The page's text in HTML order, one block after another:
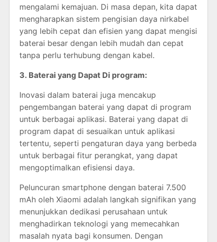
mengalami kemajuan. Di masa depan, kita dapat
mengharapkan sistem pengisian daya nirkabel
yang lebih cepat dan efisien yang dapat mengisi
baterai besar dengan lebih mudah dan cepat
tanpa perlu terhubung dengan kabel.
3. Baterai yang Dapat Di program:
Inovasi dalam baterai juga mencakup
pengembangan baterai yang dapat di program
untuk berbagai aplikasi. Baterai yang dapat di
program dapat di sesuaikan untuk aplikasi
tertentu, seperti pengaturan daya yang berbeda
untuk berbagai fitur perangkat, yang dapat
mengoptimalkan efisiensi daya.
Peluncuran smartphone dengan baterai 7.500
mAh oleh Xiaomi adalah langkah signifikan yang
menunjukkan dedikasi perusahaan untuk
menghadirkan teknologi yang memecahkan
masalah nyata bagi konsumen. Dengan